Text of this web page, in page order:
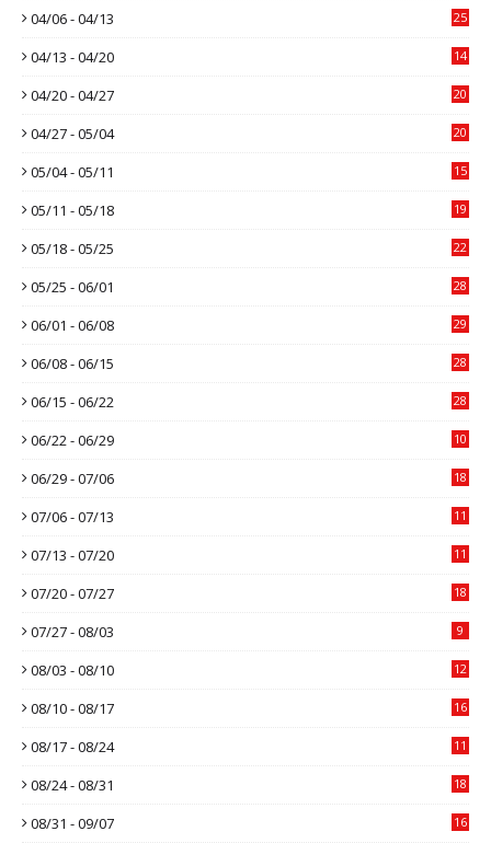
04/06 - 04/13 25
04/13 - 04/20 14
04/20 - 04/27 20
04/27 - 05/04 20
05/04 - 05/11 15
05/11 - 05/18 19
05/18 - 05/25 22
05/25 - 06/01 28
06/01 - 06/08 29
06/08 - 06/15 28
06/15 - 06/22 28
06/22 - 06/29 10
06/29 - 07/06 18
07/06 - 07/13 11
07/13 - 07/20 11
07/20 - 07/27 18
07/27 - 08/03 9
08/03 - 08/10 12
08/10 - 08/17 16
08/17 - 08/24 11
08/24 - 08/31 18
08/31 - 09/07 16